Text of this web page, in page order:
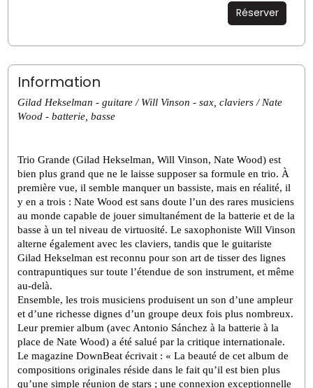
Réserver
Information
Gilad Hekselman - guitare / Will Vinson - sax, claviers / Nate
Wood - batterie, basse
Trio Grande (Gilad Hekselman, Will Vinson, Nate Wood) est
bien plus grand que ne le laisse supposer sa formule en trio. À
première vue, il semble manquer un bassiste, mais en réalité, il
y en a trois : Nate Wood est sans doute l’un des rares musiciens
au monde capable de jouer simultanément de la batterie et de la
basse à un tel niveau de virtuosité. Le saxophoniste Will Vinson
alterne également avec les claviers, tandis que le guitariste
Gilad Hekselman est reconnu pour son art de tisser des lignes
contrapuntiques sur toute l’étendue de son instrument, et même
au-delà.
Ensemble, les trois musiciens produisent un son d’une ampleur
et d’une richesse dignes d’un groupe deux fois plus nombreux.
Leur premier album (avec Antonio Sánchez à la batterie à la
place de Nate Wood) a été salué par la critique internationale.
Le magazine DownBeat écrivait : « La beauté de cet album de
compositions originales réside dans le fait qu’il est bien plus
qu’une simple réunion de stars ; une connexion exceptionnelle